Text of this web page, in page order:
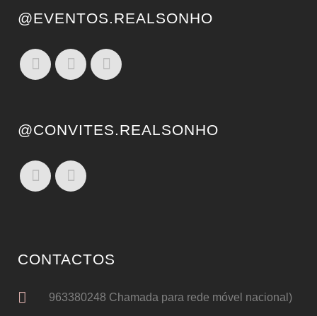
@EVENTOS.REALSONHO
@CONVITES.REALSONHO
CONTACTOS
963380248 Chamada para rede móvel nacional)